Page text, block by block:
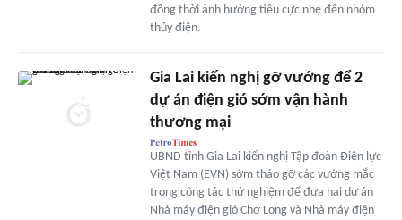
đồng thời ảnh hưởng tiêu cực nhẹ đến nhóm
thủy điện.
Gia Lai kiến nghị gỡ vướng để 2
dự án điện gió sớm vận hành
thương mại
UBND tỉnh Gia Lai kiến nghị Tập đoàn Điện lực
Việt Nam (EVN) sớm tháo gỡ các vướng mắc
trong công tác thử nghiệm để đưa hai dự án
Nhà máy điện gió Chơ Long và Nhà máy điện